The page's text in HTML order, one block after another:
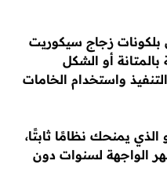
بلكونات زجاج سيكوريت
أو الشكل
واستخدام الخامات
يمنحك نظامًا ثابتًا،
الواجهة لسنوات دون